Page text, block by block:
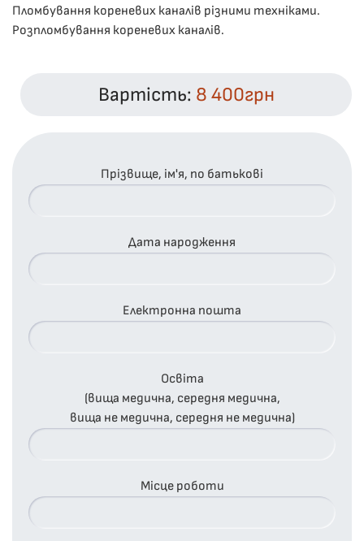
Пломбування кореневих каналів різними техніками.
Розпломбування кореневих каналів.
Вартість: 8 400грн
Прізвище, ім'я, по батькові
Дата народження
Електронна пошта
Освіта
(вища медична, середня медична,
вища не медична, середня не медична)
Місце роботи